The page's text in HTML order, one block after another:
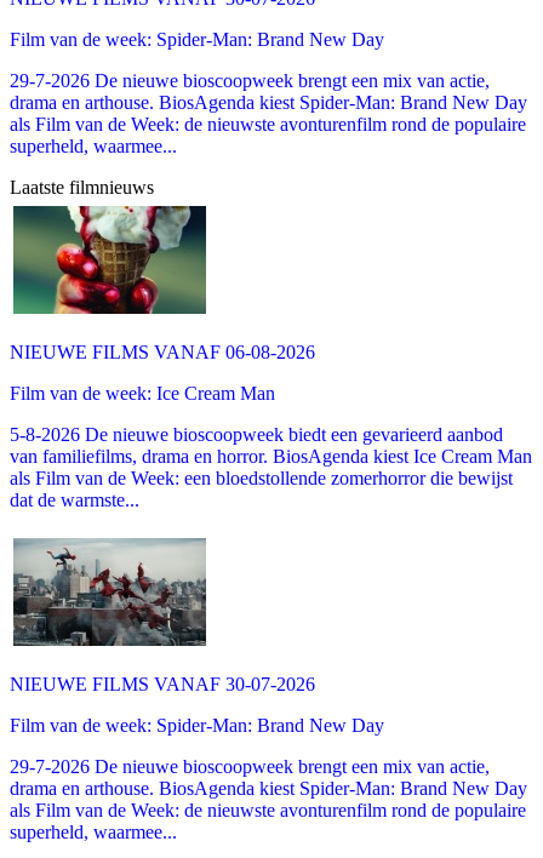
Film van de week: Spider-Man: Brand New Day
29-7-2026 De nieuwe bioscoopweek brengt een mix van actie,
drama en arthouse. BiosAgenda kiest Spider-Man: Brand New Day
als Film van de Week: de nieuwste avonturenfilm rond de populaire
superheld, waarmee...
Laatste filmnieuws
NIEUWE FILMS VANAF 06-08-2026
Film van de week: Ice Cream Man
5-8-2026 De nieuwe bioscoopweek biedt een gevarieerd aanbod
van familiefilms, drama en horror. BiosAgenda kiest Ice Cream Man
als Film van de Week: een bloedstollende zomerhorror die bewijst
dat de warmste...
NIEUWE FILMS VANAF 30-07-2026
Film van de week: Spider-Man: Brand New Day
29-7-2026 De nieuwe bioscoopweek brengt een mix van actie,
drama en arthouse. BiosAgenda kiest Spider-Man: Brand New Day
als Film van de Week: de nieuwste avonturenfilm rond de populaire
superheld, waarmee...